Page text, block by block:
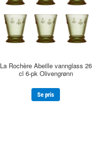
La Rochère Abeille vannglass 26
cl 6-pk Olivengrønn
Se pris